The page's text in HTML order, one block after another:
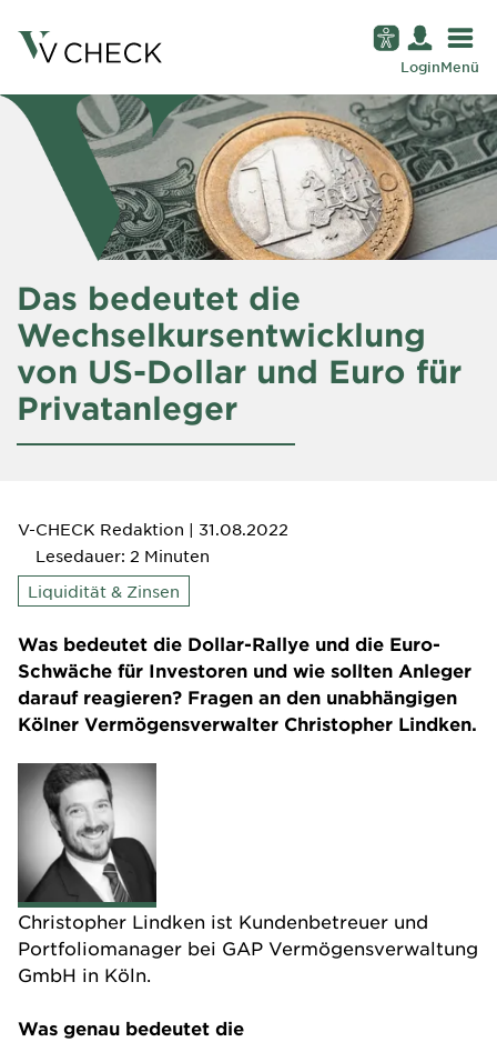
LoginMenü
Das bedeutet die
Wechselkursentwicklung
von US-Dollar und Euro für
Privatanleger
V-CHECK Redaktion | 31.08.2022
Lesedauer: 2 Minuten
Liquidität & Zinsen
Was bedeutet die Dollar-Rallye und die Euro-
Schwäche für Investoren und wie sollten Anleger
darauf reagieren? Fragen an den unabhängigen
Kölner Vermögensverwalter Christopher Lindken.
Christopher Lindken ist Kundenbetreuer und
Portfoliomanager bei GAP Vermögensverwaltung
GmbH in Köln.
Was genau bedeutet die